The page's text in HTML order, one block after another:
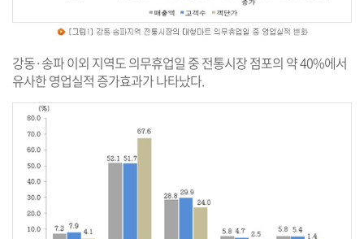
강동·송파 이외 지역도 의무휴업일 중 전통시장 점포의 약 40%에서
유사한 영업실적 증가효과가 나타났다.